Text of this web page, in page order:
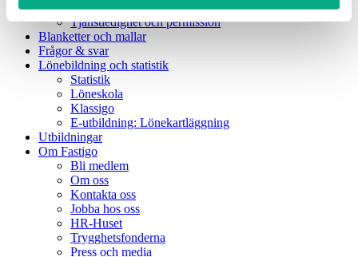
Lönebildning och statistik
Tjänstledighet och permission
Blanketter och mallar
Frågor & svar
Lönebildning och statistik
Statistik
Löneskola
Klassigo
E-utbildning: Lönekartläggning
Utbildningar
Om Fastigo
Bli medlem
Om oss
Kontakta oss
Jobba hos oss
HR-Huset
Trygghetsfonderna
Press och media